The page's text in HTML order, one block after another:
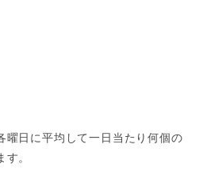
曜日に平均して一日当たり何個の
。